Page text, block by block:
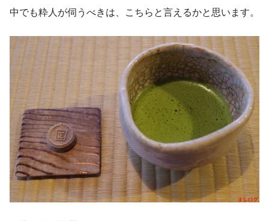
中でも粋人が伺うべきは、こちらと言えるかと思います。